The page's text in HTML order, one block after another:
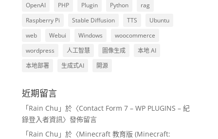
OpenAI
PHP Plugin Python
rag
Raspberry Pi
Stable Diffusion TTS
Ubuntu
web
Webui Windows
woocommerce
wordpress
人工智慧 圖像生成
本地 AI
本地部署
生成式AI 開源
近期留言
「Rain Chu 」於〈Contact Form 7 – WP PLUGINS – 紀
錄登入者資訊〉發佈留言
「Rain Chu 」於〈Minecraft 教育版 (Minecraft: